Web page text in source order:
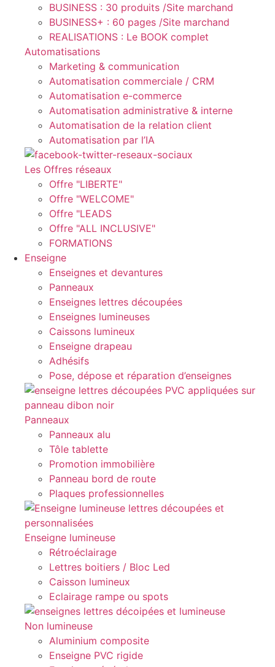
BUSINESS : 30 produits /Site marchand
BUSINESS+ : 60 pages /Site marchand
REALISATIONS : Le BOOK complet
Automatisations
Marketing & communication
Automatisation commerciale / CRM
Automatisation e-commerce
Automatisation administrative & interne
Automatisation de la relation client
Automatisation par l’IA
Les Offres réseaux
Offre "LIBERTE"
Offre "WELCOME"
Offre "LEADS
Offre "ALL INCLUSIVE"
FORMATIONS
Enseigne
Enseignes et devantures
Panneaux
Enseignes lettres découpées
Enseignes lumineuses
Caissons lumineux
Enseigne drapeau
Adhésifs
Pose, dépose et réparation d’enseignes
Panneaux
Panneaux alu
Tôle tablette
Promotion immobilière
Panneau bord de route
Plaques professionnelles
Enseigne lumineuse
Rétroéclairage
Lettres boitiers / Bloc Led
Caisson lumineux
Eclairage rampe ou spots
Non lumineuse
Aluminium composite
Enseigne PVC rigide